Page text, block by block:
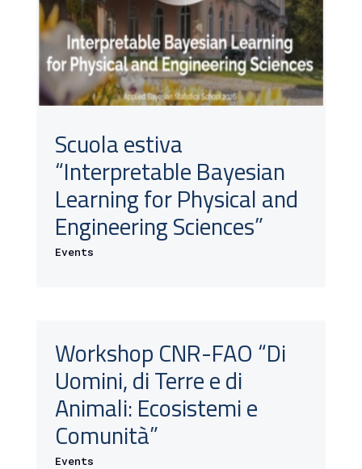
Scuola estiva
“Interpretable Bayesian
Learning for Physical and
Engineering Sciences”
Events
Workshop CNR-FAO “Di
Uomini, di Terre e di
Animali: Ecosistemi e
Comunità”
Events